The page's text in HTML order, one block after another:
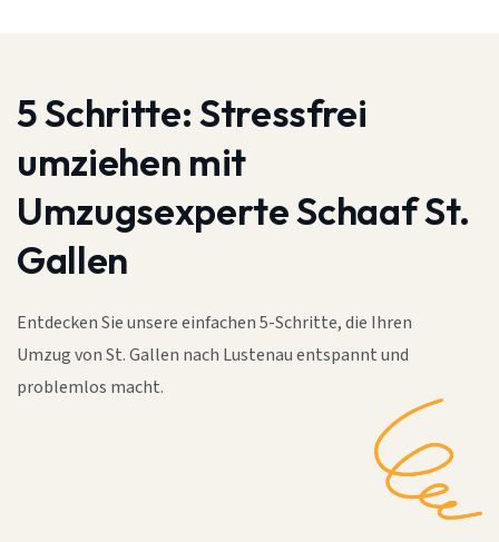
5 Schritte:Stressfrei
umziehen mit
Umzugsexperte Schaaf St.
Gallen
Entdecken Sie unsere einfachen 5-Schritte, die Ihren
Umzug von St. Gallen nach Lustenau entspannt und
problemlos macht.